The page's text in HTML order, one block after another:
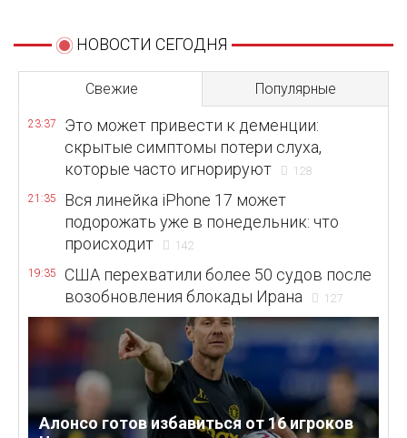
НОВОСТИ СЕГОДНЯ
Свежие Популярные
23:37
Это может привести к деменции:
скрытые симптомы потери слуха,
которые часто игнорируют
128
21:35
Вся линейка iPhone 17 может
подорожать уже в понедельник: что
происходит
142
19:35
США перехватили более 50 судов после
возобновления блокады Ирана
127
Алонсо готов избавиться от 16 игроков